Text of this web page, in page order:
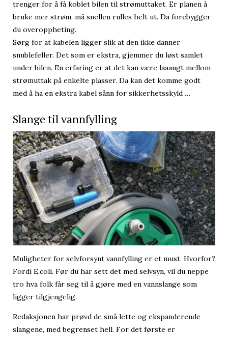
trenger for å få koblet bilen til strømuttaket. Er planen å
bruke mer strøm, må snellen rulles helt ut. Da forebygger
du overoppheting.
Sørg for at kabelen ligger slik at den ikke danner
snublefeller. Det som er ekstra, gjemmer du løst samlet
under bilen. En erfaring er at det kan være laaangt mellom
strømuttak på enkelte plasser. Da kan det komme godt
med å ha en ekstra kabel sånn for sikkerhetsskyld …
Slange til vannfylling
Muligheter for selvforsynt vannfylling er et must. Hvorfor?
Fordi E.coli. Før du har sett det med selvsyn, vil du neppe
tro hva folk får seg til å gjøre med en vannslange som
ligger tilgjengelig.
Redaksjonen har prøvd de små lette og ekspanderende
slangene, med begrenset hell. For det første er